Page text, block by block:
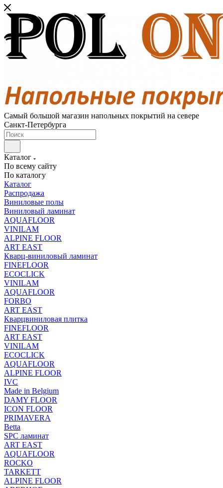
Самый большой магазин напольных покрытий на севере
Санкт-Петербурга
Каталог
По всему сайту
По каталогу
Каталог
Распродажа
Виниловые полы
Виниловый ламинат
AQUAFLOOR
VINILAM
ALPINE FLOOR
ART EAST
Кварц-виниловый ламинат
FINEFLOOR
ECOCLICK
VINILAM
AQUAFLOOR
FORBO
ART EAST
Кварцвиниловая плитка
FINEFLOOR
ART EAST
VINILAM
ECOCLICK
AQUAFLOOR
ALPINE FLOOR
IVC
Made in Belgium
DAMY FLOOR
ICON FLOOR
PRIMAVERA
Betta
SPC ламинат
ART EAST
AQUAFLOOR
ROCKO
TARKETT
ALPINE FLOOR